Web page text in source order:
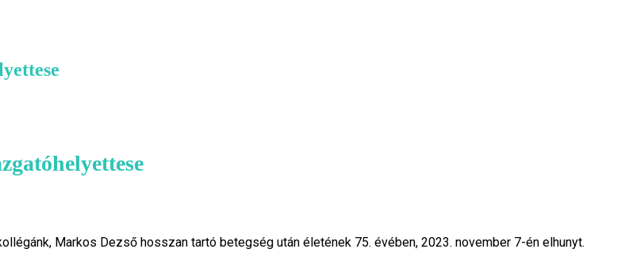
Markos Dezső hosszan tartó betegség után életének 75. évében, 2023. november 7-én elhunyt.